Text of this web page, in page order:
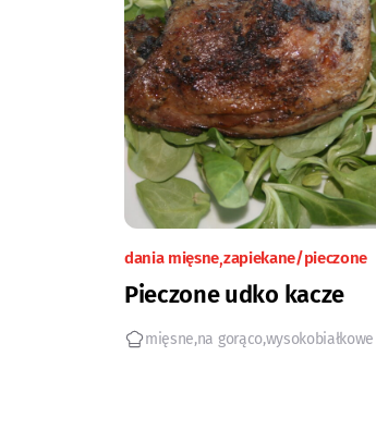
dania mięsne zapiekane/pieczone
Pieczone udko kacze
mięsne na gorącowysokobiałkowe